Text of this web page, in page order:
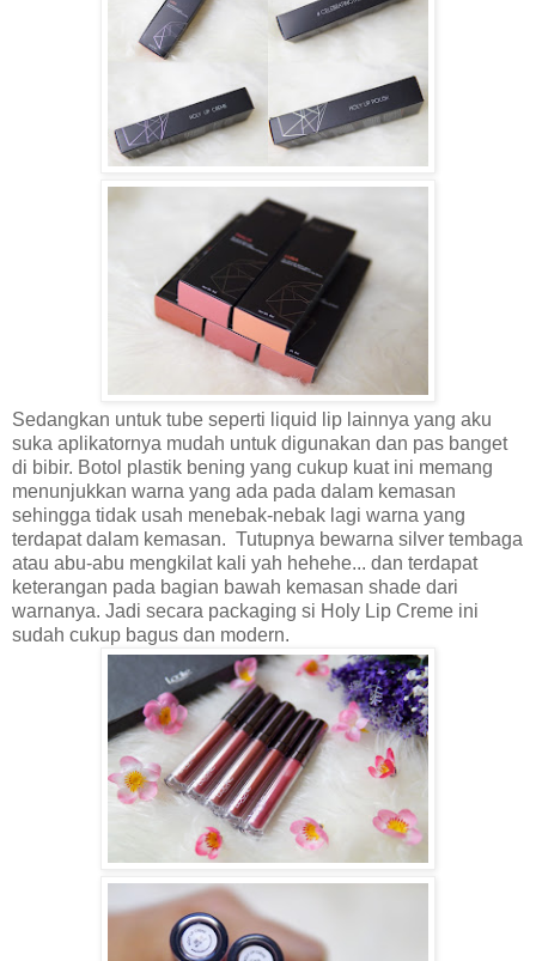
Sedangkan untuk tube seperti liquid lip lainnya yang aku
suka aplikatornya mudah untuk digunakan dan pas banget
di bibir. Botol plastik bening yang cukup kuat ini memang
menunjukkan warna yang ada pada dalam kemasan
sehingga tidak usah menebak-nebak lagi warna yang
terdapat dalam kemasan. Tutupnya bewarna silver tembaga
atau abu-abu mengkilat kali yah hehehe... dan terdapat
keterangan pada bagian bawah kemasan shade dari
warnanya. Jadi secara packaging si Holy Lip Creme ini
sudah cukup bagus dan modern.